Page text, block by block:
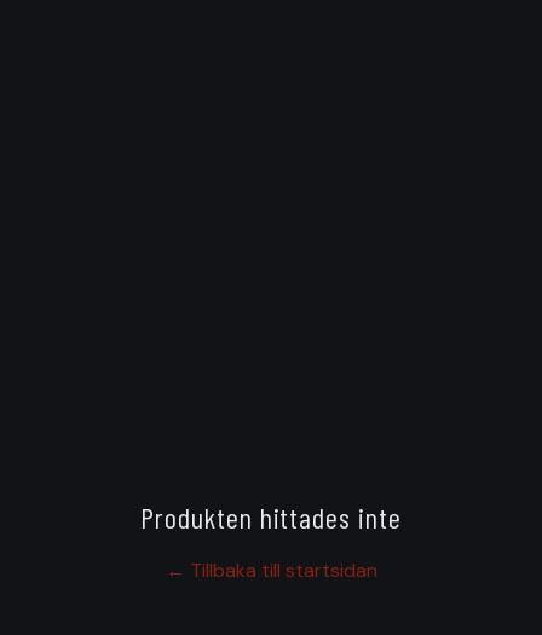
Produkten hittades inte
← Tillbaka till startsidan